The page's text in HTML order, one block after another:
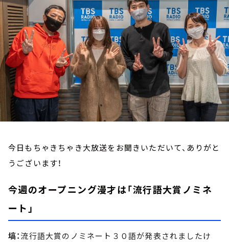
今日もちゃきちゃき大放送をお聞きいただいて、ありがと
うございます！
今週のオープニング漫才は「流行語大賞ノミネ
ート」
塙：流行語大賞のノミネート３０語が発表されましたけ